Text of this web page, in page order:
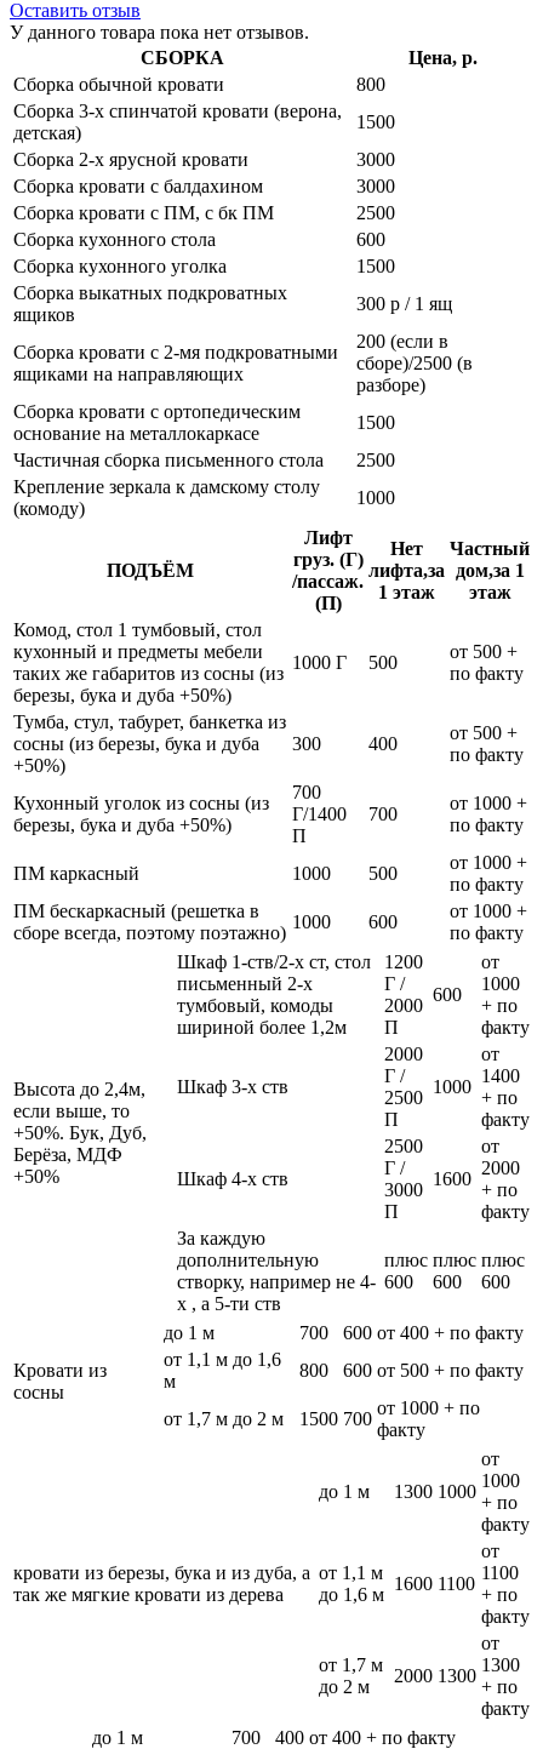
Оставить отзыв
У данного товара пока нет отзывов.
СБОРКА
Цена, р.
Сборка обычной кровати
800
Сборка 3-х спинчатой кровати (верона,
детская)
1500
Сборка 2-х ярусной кровати
3000
Сборка кровати с балдахином
3000
Сборка кровати с ПМ, с бк ПМ
2500
Сборка кухонного стола
600
Сборка кухонного уголка
1500
Сборка выкатных подкроватных
ящиков
300 р / 1 ящ
Сборка кровати с 2-мя подкроватными
ящиками на направляющих
200 (если в
сборе)/2500 (в
разборе)
Сборка кровати с ортопедическим
основание на металлокаркасе
1500
Частичная сборка письменного стола
2500
Крепление зеркала к дамскому столу
(комоду)
1000
ПОДЪЁМ
Лифт
груз. (Г)
/пассаж.
(П)
Нет
лифта,за
1 этаж
Частный
дом,за 1
этаж
Комод, стол 1 тумбовый, стол
кухонный и предметы мебели
таких же габаритов из сосны (из
березы, бука и дуба +50%)
1000 Г 500
от 500 +
по факту
Тумба, стул, табурет, банкетка из
сосны (из березы, бука и дуба
+50%)
300 400
от 500 +
по факту
Кухонный уголок из сосны (из
березы, бука и дуба +50%)
700
Г/1400
П
700
от 1000 +
по факту
ПМ каркасный 1000 500
от 1000 +
по факту
ПМ бескаркасный (решетка в
сборе всегда, поэтому поэтажно)
1000 600
от 1000 +
по факту
Высота до 2,4м,
если выше, то
+50%. Бук, Дуб,
Берёза, МДФ
+50%
Шкаф 1-ств/2-х ст, стол
письменный 2-х
тумбовый, комоды
шириной более 1,2м
1200
Г /
2000
П
600
от
1000
+ по
факту
Шкаф 3-х ств
2000
Г /
2500
П
1000
от
1400
+ по
факту
Шкаф 4-х ств
2500
Г /
3000
П
1600
от
2000
+ по
факту
За каждую
дополнительную
створку, например не 4-
х , а 5-ти ств
плюс
600
плюс
600
плюс
600
Кровати из
сосны
до 1 м 700 600 от 400 + по факту
от 1,1 м до 1,6
м
800 600 от 500 + по факту
от 1,7 м до 2 м 1500 700
от 1000 + по
факту
кровати из березы, бука и из дуба, а
так же мягкие кровати из дерева
до 1 м 1300 1000
от
1000
+ по
факту
от 1,1 м
до 1,6 м
1600 1100
от
1100
+ по
факту
от 1,7 м
до 2 м
2000 1300
от
1300
+ по
факту
до 1 м 700 400 от 400 + по факту